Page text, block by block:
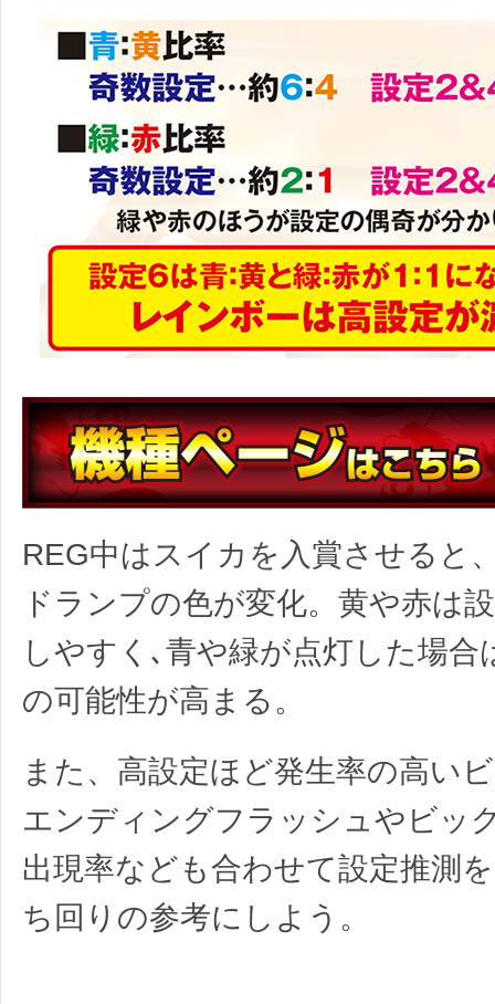
REG中はスイカを入賞させると
ドランプの色が変化。黄や赤は
しやすく､青や緑が点灯した場合
の可能性が高まる。
また、高設定ほど発生率の高い
エンディングフラッシュやビッ
出現率なども合わせて設定推測
ち回りの参考にしよう。